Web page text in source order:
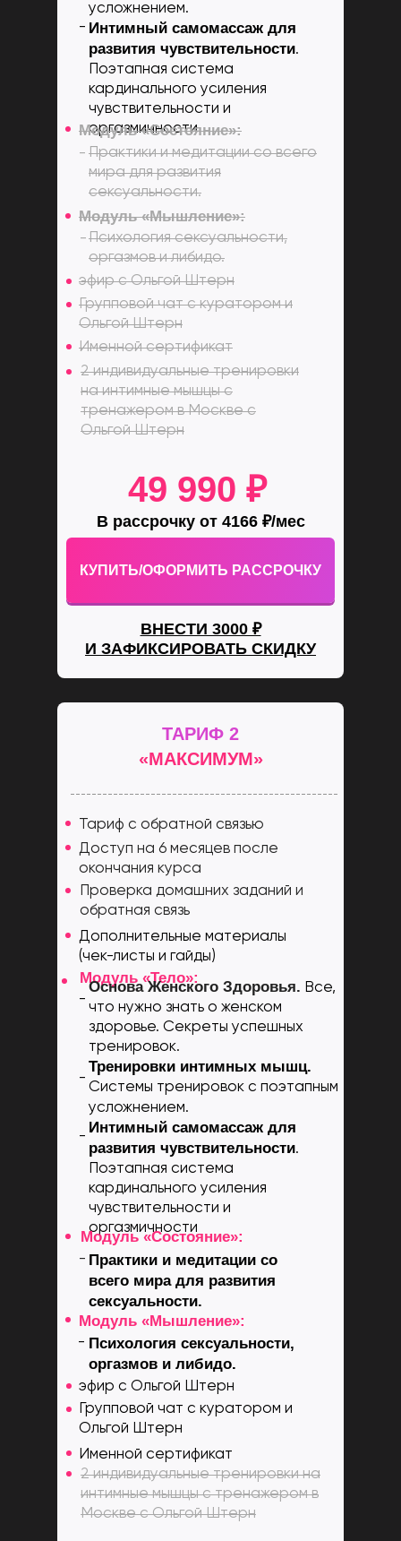
-
-
-
усложнением.
Интимный самомассаж для
развития чувствительности.
Поэтапная система
кардинального усиления
чувствительности и
оргазмичности
эфир с Ольгой Штерн
Именной сертификат
Групповой чат с куратором и
Ольгой Штерн
49 990 ₽
В рассрочку от 4166 ₽/мес
КУПИТЬ/ОФОРМИТЬ РАССРОЧКУ
ВНЕСТИ 3000 ₽
И ЗАФИКСИРОВАТЬ СКИДКУ
Модуль «Состояние»:
Практики и медитации со всего
мира для развития
сексуальности.
Модуль «Мышление»:
Психология сексуальности,
оргазмов и либидо.
ТАРИФ 2
«МАКСИМУМ»
Доступ на 6 месяцев после
окончания курса
Проверка домашних заданий и
обратная связь
Тариф с обратной связью
Дополнительные материалы
(чек-листы и гайды)
-
-
-
-
-
Модуль «Тело»:
Основа Женского Здоровья. Все,
что нужно знать о женском
здоровье. Секреты успешных
тренировок.
Тренировки интимных мышц.
Системы тренировок с поэтапным
усложнением.
Интимный самомассаж для
развития чувствительности.
Поэтапная система
кардинального усиления
чувствительности и
оргазмичности
эфир с Ольгой Штерн
Именной сертификат
Групповой чат с куратором и
Ольгой Штерн
2 индивидуальные тренировки на
интимные мышцы с тренажером в
Москве с Ольгой Штерн
2 индивидуальные тренировки
на интимные мышцы с
тренажером в Москве с
Ольгой Штерн
Модуль «Состояние»:
Практики и медитации со
всего мира для развития
сексуальности.
Модуль «Мышление»:
Психология сексуальности,
оргазмов и либидо.